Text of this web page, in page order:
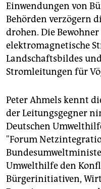
Einwendungen von
Behörden verzögern
drohen. Die
elektromagnetische
Landschaftsbildes
Stromleitungen für
Peter Ahmels kennt
der Leitungsgegner
Deutschen
"Forum
Umwelthilfe den
Bürgerinitiativen,